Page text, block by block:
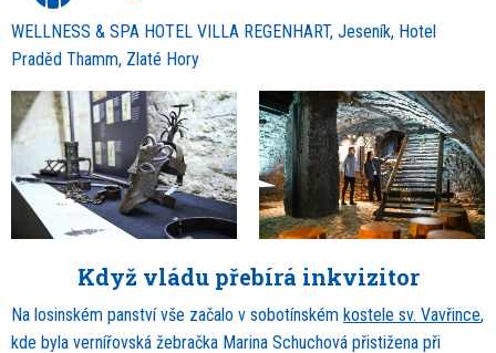
WELLNESS & SPA HOTEL VILLA REGENHART, Jeseník, Hotel
Praděd Thamm, Zlaté Hory
Když vládu přebírá inkvizitor
Na losinském panství vše začalo v sobotínském kostele sv. Vavřince,
kde byla vernířovská žebračka Marina Schuchová přistižena při